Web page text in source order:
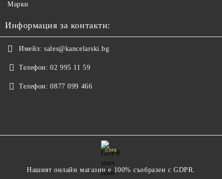
Марки
Информация за контакти:
Имейл: sales@kancelarski.bg
Телефон: 02 995 11 59
Телефон: 0877 099 466
GDPR
Нашият онлайн магазин е 100% съобразен с GDPR.